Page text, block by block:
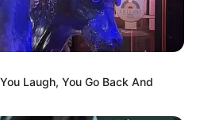
Laugh, You Go Back And